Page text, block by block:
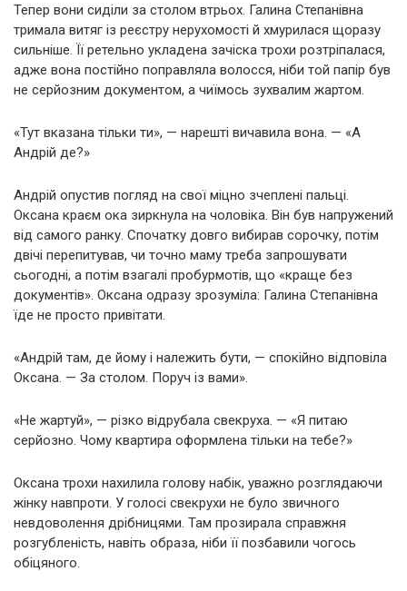
Тепер вони сиділи за столом втрьох. Галина Степанівна
тримала витяг із реєстру нерухомості й хмурилася щоразу
сильніше. Її ретельно укладена зачіска трохи розтріпалася,
адже вона постійно поправляла волосся, ніби той папір був
не серйозним документом, а чиїмось зухвалим жартом.
«Тут вказана тільки ти», — нарешті вичавила вона. — «А
Андрій де?»
Андрій опустив погляд на свої міцно зчеплені пальці.
Оксана краєм ока зиркнула на чоловіка. Він був напружений
від самого ранку. Спочатку довго вибирав сорочку, потім
двічі перепитував, чи точно маму треба запрошувати
сьогодні, а потім взагалі пробурмотів, що «краще без
документів». Оксана одразу зрозуміла: Галина Степанівна
їде не просто привітати.
«Андрій там, де йому і належить бути, — спокійно відповіла
Оксана. — За столом. Поруч із вами».
«Не жартуй», — різко відрубала свекруха. — «Я питаю
серйозно. Чому квартира оформлена тільки на тебе?»
Оксана трохи нахилила голову набік, уважно розглядаючи
жінку навпроти. У голосі свекрухи не було звичного
невдоволення дрібницями. Там прозирала справжня
розгубленість, навіть образа, ніби її позбавили чогось
обіцяного.